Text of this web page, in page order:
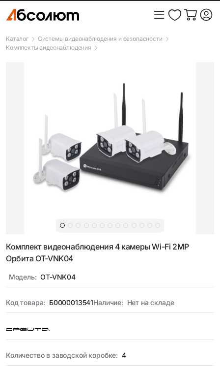
Каталог
Системы видеонаблюдения и безопасности
Комплекты видеонаблюдения
Комплект видеонаблюдения 4 камеры Wi-Fi 2MP
Орбита OT-VNK04
Модель:OT-VNK04
Код товара: Б0000013541Наличие: Нет на складе
Количество в заводской коробке: 4